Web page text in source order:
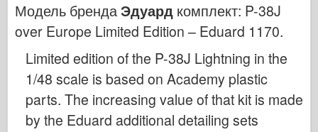
Бронко
Кибер-хобби
Днепромодель
Эдуард
Модель брендаЭдуард комплект: P-38J
over Europe Limited Edition – Eduard 1170.
Limited edition of the P-38J Lightning in the
1/48 scale is based on Academy plastic
parts. The increasing value of that kit is made
by the Eduard additional detailing sets